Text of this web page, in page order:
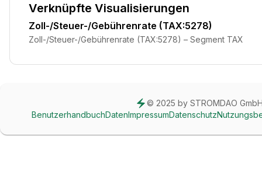
Verknüpfte Visualisierungen
Zoll-/Steuer-/Gebührenrate (TAX:5278)
Zoll-/Steuer-/Gebührenrate (TAX:5278) – Segment TAX
© 2025 by STROMDAO
BenutzerhandbuchDatenImpressumDatenschutz